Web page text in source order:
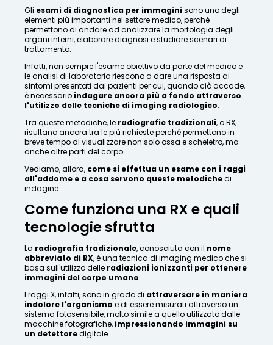
Gli esami di diagnostica per immaginisono uno degli
elementi più importanti nel settore medico, perché
permettono di andare ad analizzare la morfologia degli
organi interni, elaborare diagnosi e studiare scenari di
trattamento.
Infatti, non sempre l'esame obiettivo da parte del medico e
le analisi di laboratorio riescono a dare una risposta ai
sintomi presentati dai pazienti per cui, quando ciò accade,
è necessario indagare ancora più a fondo attraverso
l'utilizzo delle tecniche di imaging radiologico.
Tra queste metodiche, le radiografie tradizionali, o RX,
risultano ancora tra le più richieste perché permettono in
breve tempo di visualizzare non solo ossa e scheletro, ma
anche altre parti del corpo.
Vediamo, allora, come si effettua un esame con i raggi
all'addome e a cosa servono queste metodichedi
indagine.
Come funziona una RX e quali
tecnologie sfrutta
La radiografia tradizionale, conosciuta con il nome
abbreviato di RX, è una tecnica di imaging medico che si
basa sull'utilizzo delle radiazioni ionizzanti per ottenere
immagini del corpo umano.
I raggi X, infatti, sono in grado di attraversare in maniera
indolore l'organismo e di essere misurati attraverso un
sistema fotosensibile, molto simile a quello utilizzato dalle
macchine fotografiche, impressionando immagini su
un detettoredigitale.